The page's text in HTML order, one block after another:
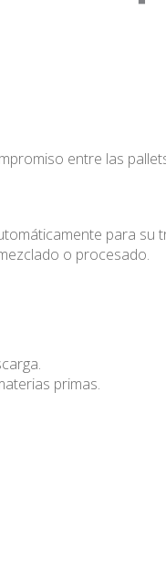
entre las
para su
o procesado.
primas.